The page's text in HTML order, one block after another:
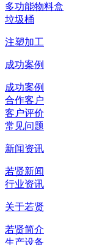
多功能物料盒
垃圾桶
注塑加工
成功案例
成功案例
合作客户
客户评价
常见问题
新闻资讯
若贤新闻
行业资讯
关于若贤
若贤简介
生产设备